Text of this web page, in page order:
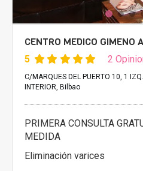
CENTRO MEDICO GIMENO
5 2
C/MARQUES DEL PUERTO 10, 1 IZQ.
INTERIOR, Bilbao
PRIMERA CONSULTA
MEDIDA
Eliminación varices